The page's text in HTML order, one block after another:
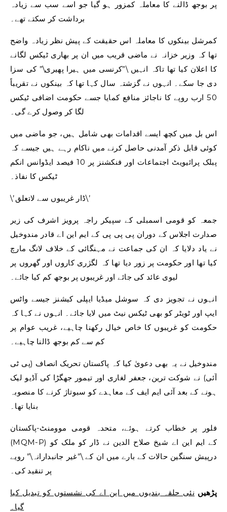
پر بوجھ ڈالنے کا معاملہ کمزور ہو گیا جو اسے سب سے زیادہ
برداشت کر سکتے تھے۔
کمرشل بینکوں کا معاملہ اس حقیقت کے پیش نظر زیادہ واضح
تھا کہ وزیر خزانہ نے ماضی قریب میں ان پر بھاری ٹیکس لگانے
کا اعلان کیا تھا تاکہ انہیں \”کرنسی میں ہیرا پھیری\” کی سزا
دی جا سکے۔ انہوں نے گزشتہ سال کہا تھا کہ بینکوں نے تقریباً
50 ارب روپے کا ناجائز منافع کمایا جسے حکومت اضافی ٹیکس
لگا کر وصول کرے گی۔
اس بل میں کچھ ایسے اقدامات بھی شامل ہیں، جو ماضی میں
کوئی قابل ذکر آمدنی حاصل کرنے میں ناکام رہے ہیں جیسے کہ
پبلک پرائیویٹ اجتماعات اور فنکشنز پر 10 فیصد ایڈوانس انکم
ٹیکس کا نفاذ۔
\’ڈار غریبوں سے لاتعلق\’
جمعہ کو قومی اسمبلی کے سپیکر راجہ پرویز اشرف کی زیر
صدارت اجلاس کے دوران پی پی پی کے ایم این اے قادر مندوخیل
نے یاد دلایا کہ ان کی جماعت نے مہنگائی کے خلاف لانگ مارچ
کیا تھا اور حکومت پر زور دیا تھا کہ لگژری کاروں اور گھروں پر
لیوی عائد کی جائے اور غریبوں پر بوجھ کم کیا جائے۔
انہوں نے تجویز دی کہ سوشل میڈیا ایپلی کیشنز جیسے واٹس
ایپ اور ٹویٹر کو بھی ٹیکس نیٹ میں لایا جائے۔ انہوں نے کہا کہ
حکومت کو غریبوں کا خاص خیال رکھنا چاہیے، غریب عوام پر
کم سے کم بوجھ ڈالنا چاہیے۔
مندوخیل نے یہ بھی دعویٰ کیا کہ پاکستان تحریک انصاف (پی ٹی
آئی) نے شوکت ترین، جعفر لغاری اور تیمور جھگڑا کی آڈیو لیک
ہونے کے بعد آئی ایم ایف کے معاہدے کو سبوتاژ کرنے کا منصوبہ
بنایا تھا۔
فلور پر خطاب کرتے ہوئے، متحدہ قومی موومنٹ-پاکستان
(MQM-P) کے ایم این اے شیخ صلاح الدین نے ڈار کو ملک کو
درپیش سنگین حالات کے بارے میں ان کے \”غیر جانبدارانہ\” رویے
پر تنقید کی۔
پڑھیں نئی حلقہ بندیوں میں این اے کی نشستوں کو تبدیل کیا
گیا۔